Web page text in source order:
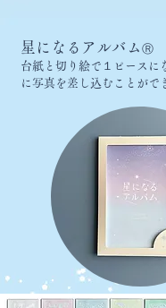
​星になるアルバム Ⓡ
台紙と切り絵で１ピースに
に写真を差し込むことがで